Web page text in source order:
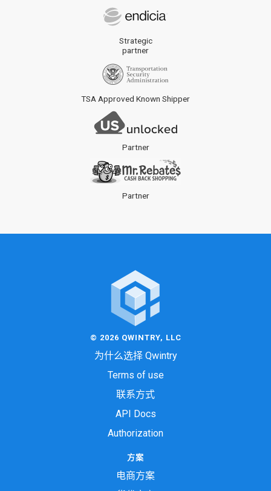
Strategic
partner
TSA Approved Known Shipper
Partner
Partner
© 2026 QWINTRY, LLC
为什么选择 Qwintry
Terms of use
联系方式
API Docs
Authorization
方案
电商方案